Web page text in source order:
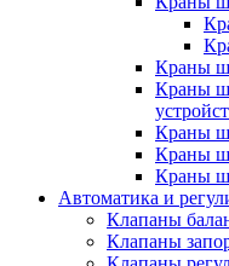
Краны
Краны
Краны
Краны
Краны
Автоматика и
Клапаны
Клапаны